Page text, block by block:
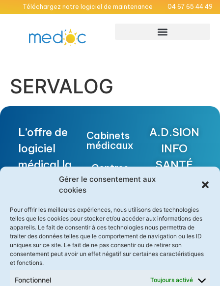
Gérer le consentement aux
cookies
Pour offrir les meilleures expériences, nous utilisons des technologies
telles que les cookies pour stocker et/ou accéder aux informations des
appareils. Le fait de consentir à ces technologies nous permettra de
traiter des données telles que le comportement de navigation ou les ID
uniques sur ce site. Le fait de ne pas consentir ou de retirer son
consentement peut avoir un effet négatif sur certaines caractéristiques
et fonctions.
Fonctionnel Toujours activé
Téléchargez notre logiciel de maintenance 04 67 65 44 49
SERVALOG
L’offre de
logiciel
médical la
pertinente
pour les
soignants
Demander
une démo
Logiciel
Cabinets
médicaux
Centres
de
Maisons
Médicales
Garde
Médecins
A.D.SION
INFO
SANTÉ
BUILDING
II
1280
Avenue
des